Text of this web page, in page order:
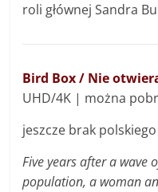
roli głównej Sandra
Bird Box / Nie
UHD/4K | można
jeszcze brak
Five years after a wave
population, a woman